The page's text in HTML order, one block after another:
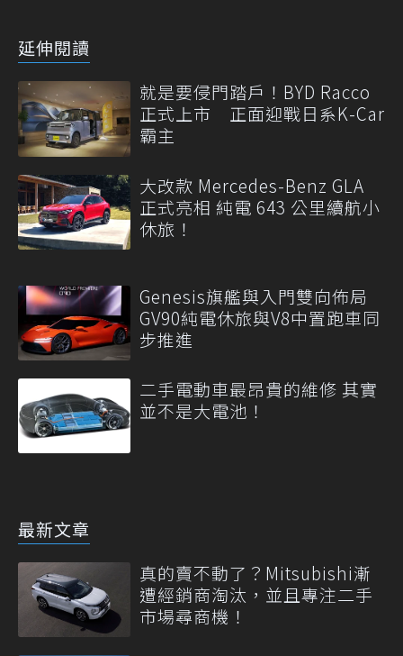
延伸閱讀
就是要侵門踏戶！BYD Racco
正式上市 正面迎戰日系K-Car
霸主
大改款 Mercedes-Benz GLA
正式亮相 純電 643 公里續航小
休旅！
Genesis旗艦與入門雙向佈局
GV90純電休旅與V8中置跑車同
步推進
二手電動車最昂貴的維修 其實
並不是大電池！
最新文章
真的賣不動了？Mitsubishi漸
遭經銷商淘汰，並且專注二手
市場尋商機！